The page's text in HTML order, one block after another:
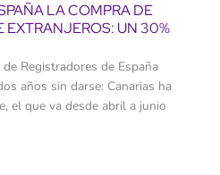
LA COMPRA DE
EXTRANJEROS: UN 30%
Registradores de España
años sin darse: Canarias ha
el que va desde abril a junio